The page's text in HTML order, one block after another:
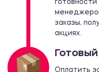
заказы,
акциях.
Оплатить